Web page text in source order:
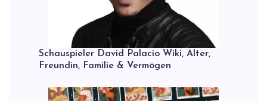
Schauspieler David Palacio Wiki, Alter,
Freundin, Familie & Vermögen